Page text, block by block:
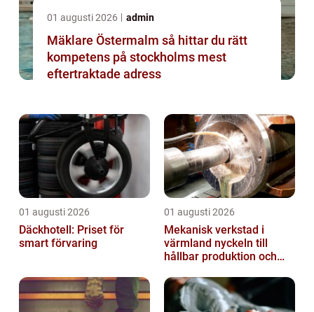
01 augusti 2026 admin
Mäklare Östermalm så hittar du rätt
kompetens på stockholms mest
eftertraktade adress
01 augusti 2026
Däckhotell: Priset för
smart förvaring
01 augusti 2026
Mekanisk verkstad i
värmland nyckeln till
hållbar produktion och